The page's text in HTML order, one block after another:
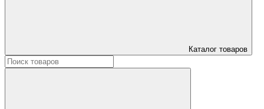
Каталог товаров
Искать: